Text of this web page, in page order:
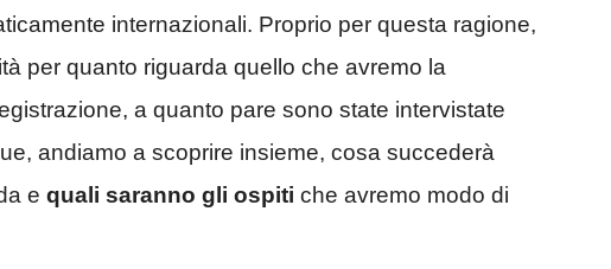
internazionali. Proprio per questa ragione,
per quanto riguarda quello che avremo la
a quanto pare sono state intervistate
andiamo a scoprire insieme, cosa succederà
e quali saranno gli ospiti che avremo modo di